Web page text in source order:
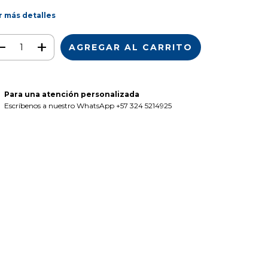
más detalles
Para una atención personalizada
Escríbenos a nuestro WhatsApp +57 324 5214925